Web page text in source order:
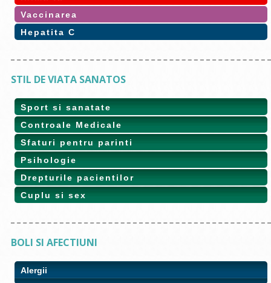
Vaccinarea
Hepatita C
STIL DE VIATA SANATOS
Sport si sanatate
Controale Medicale
Sfaturi pentru parinti
Psihologie
Drepturile pacientilor
Cuplu si sex
BOLI SI AFECTIUNI
Alergii